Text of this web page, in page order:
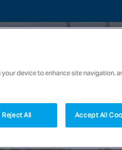
device to enhance site navigation,
Reject All Accept All